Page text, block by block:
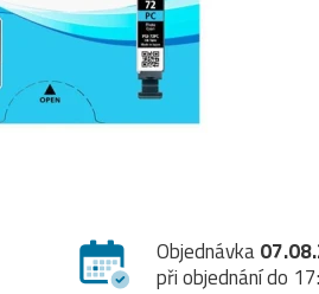
Objednávka
při objednání do